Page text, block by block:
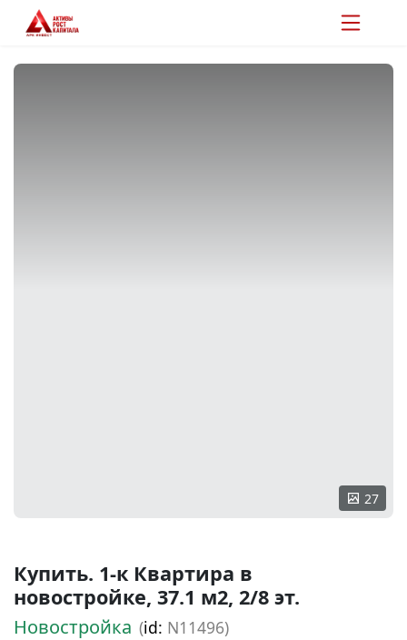
27
Купить. 1-к Квартира в
новостройке, 37.1 м2, 2/8 эт.
Новостройка (id: N11496)